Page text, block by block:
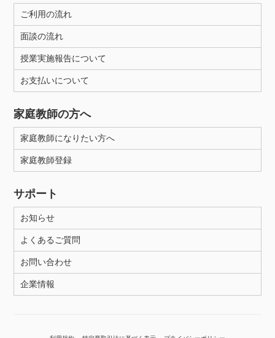
年齢：18-101歳
ご利用の流れ
面談の流れ
授業実施報告について
お支払いについて
家庭教師の方へ
家庭教師になりたい方へ
家庭教師登録
サポート
お知らせ
よくあるご質問
お問い合わせ
企業情報